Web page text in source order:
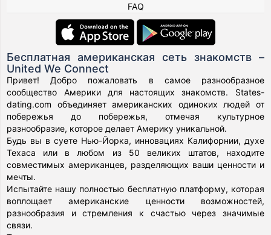
FAQ
Бесплатная американская сеть знакомств –
United We Connect
Привет! Добро пожаловать в самое разнообразное
сообщество Америки для настоящих знакомств. States-
dating.com объединяет американских одиноких людей от
побережья до побережья, отмечая культурное
разнообразие, которое делает Америку уникальной.
Будь вы в суете Нью-Йорка, инновациях Калифорнии, духе
Техаса или в любом из 50 великих штатов, находите
совместимых американцев, разделяющих ваши ценности и
мечты.
Испытайте нашу полностью бесплатную платформу, которая
воплощает американские ценности возможностей,
разнообразия и стремления к счастью через значимые
связи.